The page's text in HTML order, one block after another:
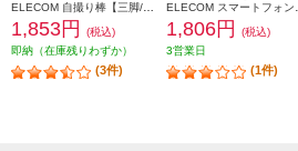
1,853円
(税込)
即納（在庫残りわずか）
(3件)
1,806円
(税込)
3営業日
(1件)